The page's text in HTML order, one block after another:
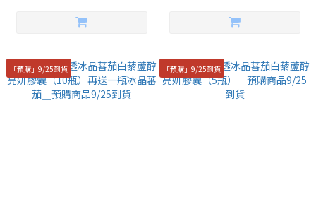
「預購」9/25到貨 「預購」9/25到貨